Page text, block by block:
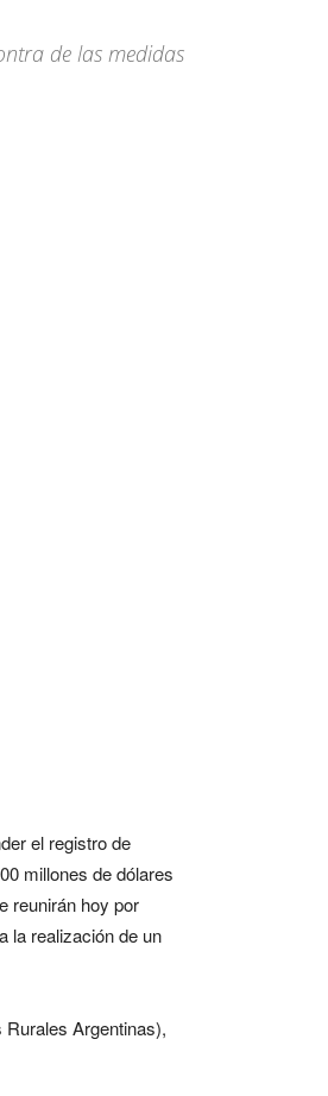
de las medidas
el registro de
millones de dólares
reunirán hoy por
la realización de un
Argentinas),